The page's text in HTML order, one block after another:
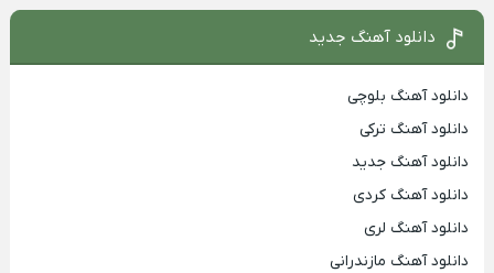
دانلود آهنگ جدید
دانلود آهنگ بلوچی
دانلود آهنگ ترکی
دانلود آهنگ جدید
دانلود آهنگ کردی
دانلود آهنگ لری
دانلود آهنگ مازندرانی